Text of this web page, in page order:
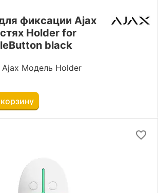
фиксации Ajax
Holder for
black
Ajax Модель Holder